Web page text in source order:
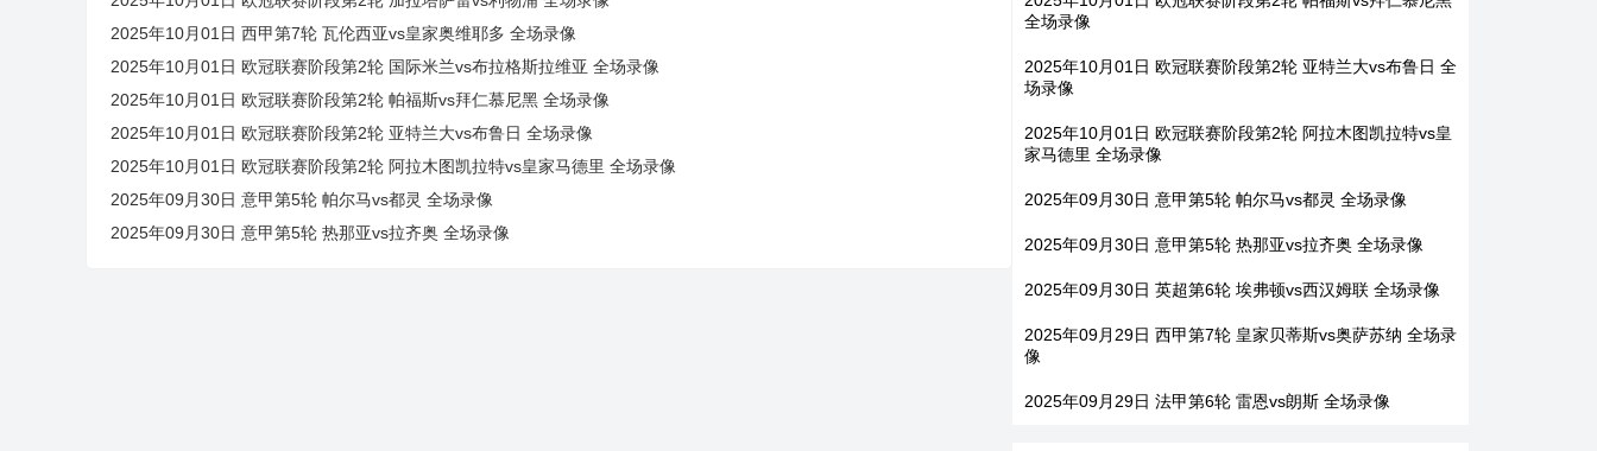
2025年10月01日 西甲第7轮 瓦伦西亚vs皇家奥维耶多 全场录像
2025年10月01日 欧冠联赛阶段第2轮 国际米兰vs布拉格斯拉维亚 全场录像
2025年10月01日 欧冠联赛阶段第2轮 帕福斯vs拜仁慕尼黑 全场录像
2025年10月01日 欧冠联赛阶段第2轮 亚特兰大vs布鲁日 全场录像
2025年10月01日 欧冠联赛阶段第2轮 阿拉木图凯拉特vs皇家马德里 全场录像
2025年09月30日 意甲第5轮 帕尔马vs都灵 全场录像
2025年09月30日 意甲第5轮 热那亚vs拉齐奥 全场录像
全场录像
2025年10月01日 欧冠联赛阶段第2轮 亚特兰大vs布鲁日 全
场录像
2025年10月01日 欧冠联赛阶段第2轮 阿拉木图凯拉特vs皇
家马德里 全场录像
2025年09月30日 意甲第5轮 帕尔马vs都灵 全场录像
2025年09月30日 意甲第5轮 热那亚vs拉齐奥 全场录像
2025年09月30日 英超第6轮 埃弗顿vs西汉姆联 全场录像
2025年09月29日 西甲第7轮 皇家贝蒂斯vs奥萨苏纳 全场录
像
2025年09月29日 法甲第6轮 雷恩vs朗斯 全场录像